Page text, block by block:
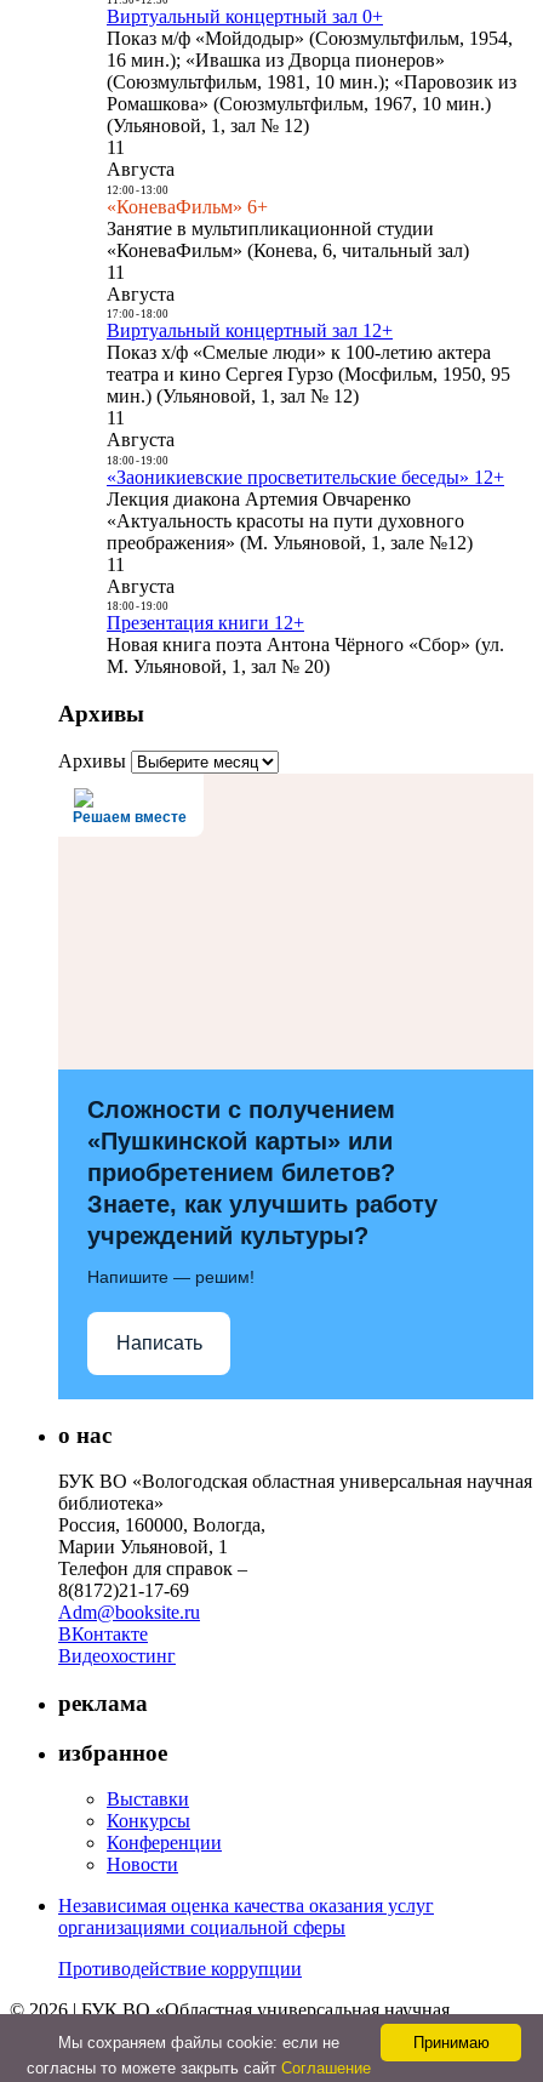
Виртуальный концертный зал 0+
Показ м/ф «Мойдодыр» (Союзмультфильм, 1954,
16 мин.); «Ивашка из Дворца пионеров»
(Союзмультфильм, 1981, 10 мин.); «Паровозик из
Ромашкова» (Союзмультфильм, 1967, 10 мин.)
(Ульяновой, 1, зал № 12)
11
Августа
12:00- 13:00
«КоневаФильм» 6+
Занятие в мультипликационной студии
«КоневаФильм» (Конева, 6, читальный зал)
11
Августа
17:00- 18:00
Виртуальный концертный зал 12+
Показ х/ф «Смелые люди» к 100-летию актера
театра и кино Сергея Гурзо (Мосфильм, 1950, 95
мин.) (Ульяновой, 1, зал № 12)
11
Августа
18:00- 19:00
«Заоникиевские просветительские беседы» 12+
Лекция диакона Артемия Овчаренко
«Актуальность красоты на пути духовного
преображения» (М. Ульяновой, 1, зале №12)
11
Августа
18:00- 19:00
Презентация книги 12+
Новая книга поэта Антона Чёрного «Сбор» (ул.
М. Ульяновой, 1, зал № 20)
Архивы
Архивы
Решаем вместе
Сложности с получением
«Пушкинской карты» или
приобретением билетов?
Знаете, как улучшить работу
учреждений культуры?
Напишите — решим!
Написать
о нас
БУК ВО «Вологодская областная универсальная научная
библиотека»
Россия, 160000, Вологда,
Марии Ульяновой, 1
Телефон для справок –
8(8172)21-17-69
Adm@booksite.ru
ВКонтакте
Видеохостинг
реклама
избранное
Выставки
Конкурсы
Конференции
Новости
Независимая оценка качества оказания услуг
организациями социальной сферы
Противодействие коррупции
© 2026 | БУК ВО «Областная универсальная научная
библиотека»
Принимаю
Мы cохраняем файлы cookie: если не
согласны то можете закрыть сайт Соглашение